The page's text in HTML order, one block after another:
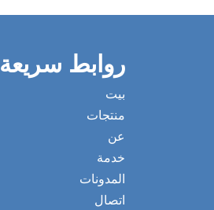
روابط سريعة
بيت
منتجات
عن
خدمة
المدونات
اتصال